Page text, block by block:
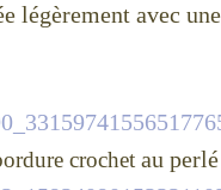
légèrement avec
crochet au